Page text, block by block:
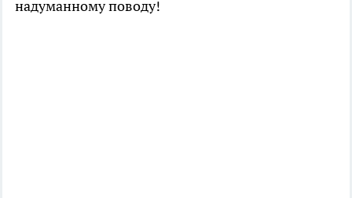
надуманному поводу!